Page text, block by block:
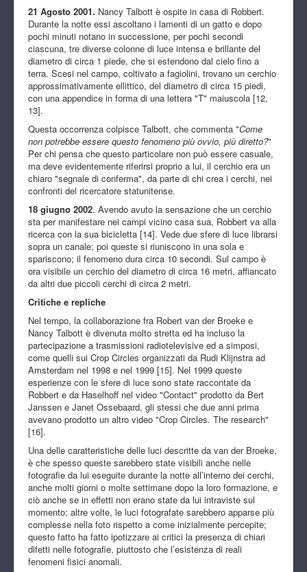
21 Agosto 2001. Nancy Talbott è ospite in casa di Robbert.
Durante la notte essi ascoltano i lamenti di un gatto e dopo
pochi minuti notano in successione, per pochi secondi
ciascuna, tre diverse colonne di luce intensa e brillante del
diametro di circa 1 piede, che si estendono dal cielo fino a
terra. Scesi nel campo, coltivato a fagiolini, trovano un cerchio
approssimativamente ellittico, del diametro di circa 15 piedi,
con una appendice in forma di una lettera "T" maiuscola [12,
13].
Questa occorrenza colpisce Talbott, che commenta "Come
non potrebbe essere questo fenomeno più ovvio, più diretto?"
Per chi pensa che questo particolare non può essere casuale,
ma deve evidentemente riferirsi proprio a lui, il cerchio era un
chiaro "segnale di conferma", da parte di chi crea i cerchi, nei
confronti del ricercatore statunitense.
18 giugno 2002. Avendo avuto la sensazione che un cerchio
sta per manifestare nei campi vicino casa sua, Robbert va alla
ricerca con la sua bicicletta [14]. Vede due sfere di luce librarsi
sopra un canale; poi queste si riuniscono in una sola e
spariscono; il fenomeno dura circa 10 secondi. Sul campo è
ora visibile un cerchio del diametro di circa 16 metri, affiancato
da altri due piccoli cerchi di circa 2 metri.
Critiche e repliche
Nel tempo, la collaborazione fra Robert van der Broeke e
Nancy Talbott è divenuta molto stretta ed ha incluso la
partecipazione a trasmissioni radiotelevisive ed a simposi,
come quelli sui Crop Circles organizzati da Rudi Klijnstra ad
Amsterdam nel 1998 e nel 1999 [15]. Nel 1999 queste
esperienze con le sfere di luce sono state raccontate da
Robbert e da Haselhoff nel video "Contact" prodotto da Bert
Janssen e Janet Ossebaard, gli stessi che due anni prima
avevano prodotto un altro video "Crop Circles. The research"
[16].
Una delle caratteristiche delle luci descritte da van der Broeke,
è che spesso queste sarebbero state visibili anche nelle
fotografie da lui eseguite durante la notte all’interno dei cerchi,
anche molti giorni o molte settimane dopo la loro formazione, e
ciò anche se in effetti non erano state da lui intraviste sul
momento; altre volte, le luci fotografate sarebbero apparse più
complesse nella foto rispetto a come inizialmente percepite;
questo fatto ha fatto ipotizzare ai critici la presenza di chiari
difetti nelle fotografie, piuttosto che l’esistenza di reali
fenomeni fisici anomali.